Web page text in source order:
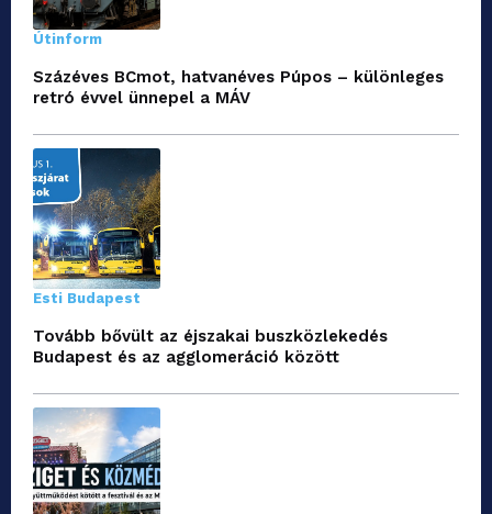
Útinform
Százéves BCmot, hatvanéves Púpos – különleges
retró évvel ünnepel a MÁV
Esti Budapest
Tovább bővült az éjszakai buszközlekedés
Budapest és az agglomeráció között